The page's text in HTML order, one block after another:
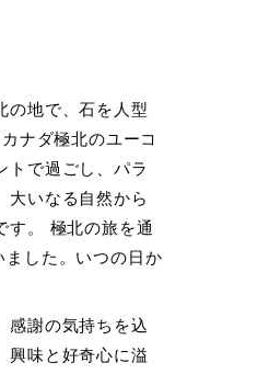
の地で、石を人型
ナダ極北のユーコ
トで過ごし、パラ
大いなる自然から
す。 極北の旅を通
した。いつの日か
感謝の気持ちを込
興味と好奇心に溢